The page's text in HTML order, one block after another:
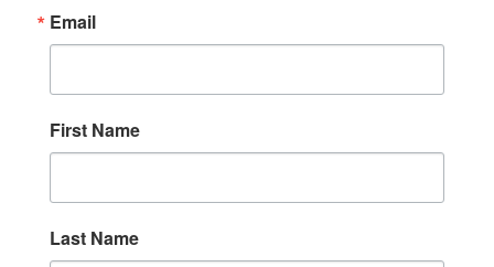
Email
First Name
Last Name